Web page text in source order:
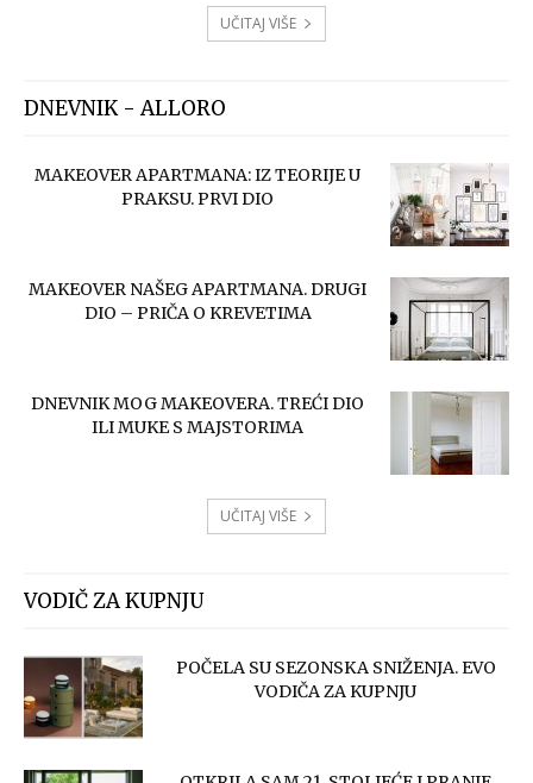
UČITAJ VIŠE
DNEVNIK - ALLORO
MAKEOVER APARTMANA: IZ TEORIJE U
PRAKSU. PRVI DIO
MAKEOVER NAŠEG APARTMANA. DRUGI
DIO – PRIČA O KREVETIMA
DNEVNIK MOG MAKEOVERA. TREĆI DIO
ILI MUKE S MAJSTORIMA
UČITAJ VIŠE
VODIČ ZA KUPNJU
POČELA SU SEZONSKA SNIŽENJA. EVO
VODIČA ZA KUPNJU